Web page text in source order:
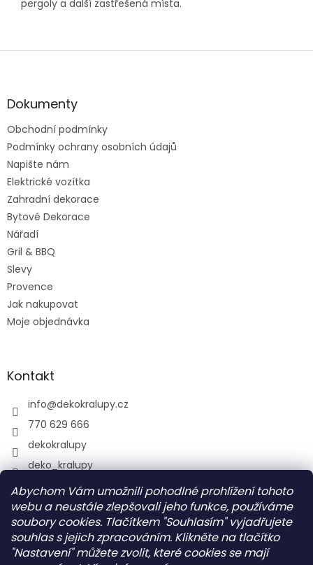
Abychom Vám umožnili pohodlné prohlížení tohoto
webu a neustále zlepšovali jeho funkce, používáme
soubory cookies. Tlačítkem "Souhlasím" vyjadřujete
souhlas s jejich zpracováním. Klikněte na tlačítko
"Nastavení" můžete zvolit, které cookies se mají
pergoly a další zastřešená místa.
Z
aDokumenty
Obchodní podmínky
Podmínky ochrany osobních údajů
Napište nám
Elektrické vozítka
Zahradní dekorace
Bytové Dekorace
Nářadí
Gril & BBQ
Slevy
Provence
Jak nakupovat
Moje objednávka
Kontakt
info@dekokralupy.cz
770 629 666
dekokralupy
deko_kralupy
Vyhledávání
HLEDAT